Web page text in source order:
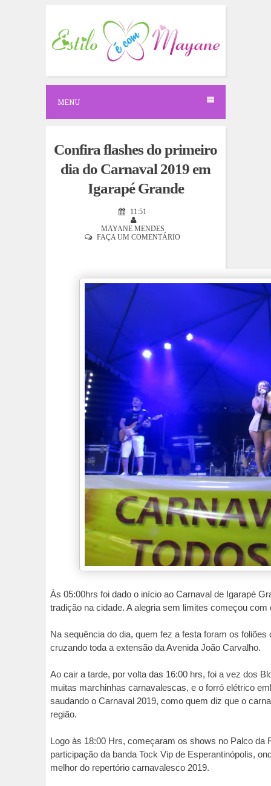
c
o
e
MENU
Confira flashes do primeiro
dia do Carnaval 2019 em
Igarapé Grande
11:51
MAYANE MENDES
FAÇA UM COMENTÁRIO
Às 05:00hrs foi dado o início ao Carnaval de Igarapé
tradição na cidade. A alegria sem limites começou
Na sequência do dia, quem fez a festa foram os
cruzando toda a extensão da Avenida João Carvalho.
Ao cair a tarde, por volta das 16:00 hrs, foi a vez dos
muitas marchinhas carnavalescas, e o forró elétrico
saudando o Carnaval 2019, como quem diz que o
região.
Logo às 18:00 Hrs, começaram os shows no Palco
participação da banda Tock Vip de Esperantinópolis,
melhor do repertório carnavalesco 2019.